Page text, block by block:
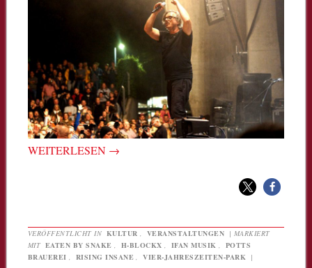
WEITERLESEN →
VERÖFFENTLICHT IN KULTUR , VERANSTALTUNGEN | MARKIERT
MIT EATEN BY SNAKE , H-BLOCKX , IFAN MUSIK ,
POTTS
BRAUEREI , RISING INSANE , VIER-JAHRESZEITEN-PARK |